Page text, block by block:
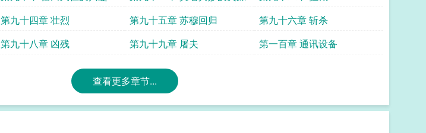
第九十四章 壮烈 第九十五章 苏穆回归
第九十六章 斩杀
第九十八章 凶残 第九十九章 屠夫 第一百章 通讯设备
查看更多章节...